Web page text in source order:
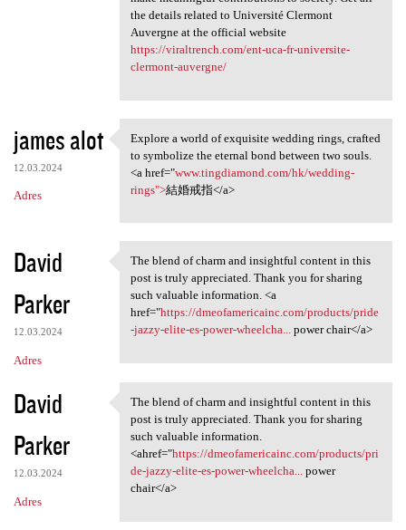
the details related to Université Clermont
Auvergne at the official website
https://viraltrench.com/ent-uca-fr-universite-
clermont-auvergne/
james alot
12.03.2024
Adres
Explore a world of exquisite
Explore a world of exquisite wedding rings, crafted
to symbolize the eternal bond between two souls.
<a href="www.tingdiamond.com/hk/wedding-
rings">結婚戒指</a>
David
Parker
12.03.2024
Adres
The blend of charm and
The blend of charm and insightful content in this
post is truly appreciated. Thank you for sharing
such valuable information. <a
href="https://dmeofamericainc.com/products/pride
-jazzy-elite-es-power-wheelcha...power chair</a>
David
Parker
12.03.2024
Adres
The blend of charm and
The blend of charm and insightful content in this
post is truly appreciated. Thank you for sharing
such valuable information.
<ahref="https://dmeofamericainc.com/products/pri
de-jazzy-elite-es-power-wheelcha...power
chair</a>